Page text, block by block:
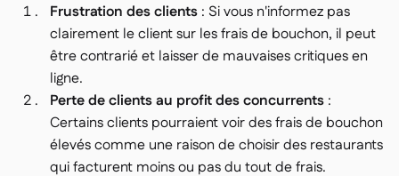
Frustration des clients : Si vous n'informez pas
clairement le client sur les frais de bouchon, il peut
être contrarié et laisser de mauvaises critiques en
ligne.
Perte de clients au profit des concurrents :
Certains clients pourraient voir des frais de bouchon
élevés comme une raison de choisir des restaurants
qui facturent moins ou pas du tout de frais.